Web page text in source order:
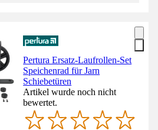
Pertura Ersatz-Laufrollen-Set
Speichenrad für Jarn
Schiebetüren
Artikel wurde noch nicht
bewertet.